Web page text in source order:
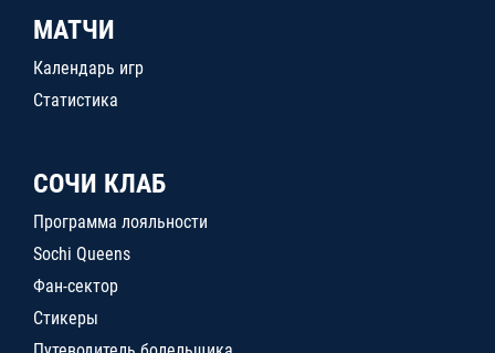
МАТЧИ
Календарь игр
Статистика
СОЧИ КЛАБ
Программа лояльности
Sochi Queens
Фан-сектор
Стикеры